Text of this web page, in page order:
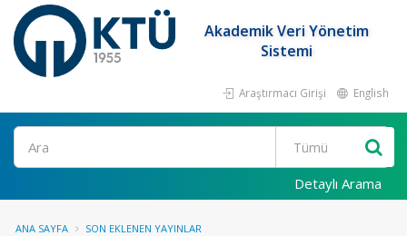
Akademik Veri Yönetim
Sistemi
Araştırmacı Girişi English
Ara
Detaylı Arama
ANA SAYFA SON EKLENEN YAYINLAR